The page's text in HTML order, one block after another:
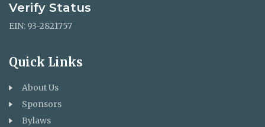
Verify Status
EIN: 93-2821757
Quick Links
About Us
Sponsors
Bylaws